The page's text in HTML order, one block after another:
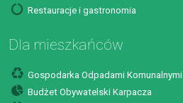
Restauracje i gastronomia
Dla mieszkańców
Gospodarka Odpadami Komunalnymi
Budżet Obywatelski Karpacza